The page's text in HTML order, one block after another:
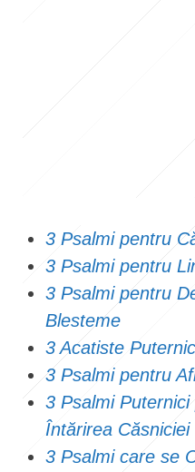
3 Psalmi pentru
3 Psalmi pentru
3 Psalmi pentru
Blesteme
3 Acatiste
3 Psalmi pentru
3 Psalmi
Întărirea Căsniciei
3 Psalmi care se